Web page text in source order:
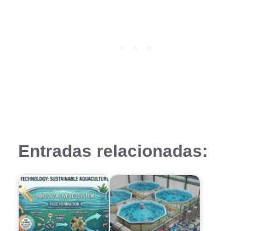
Entradas relacionadas: